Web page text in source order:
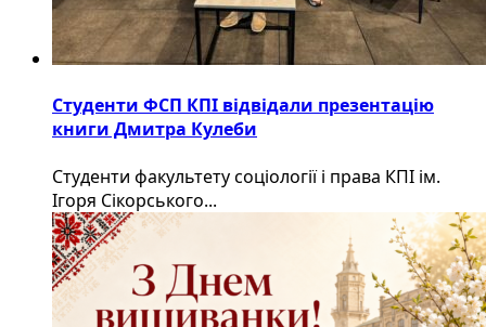
Студенти ФСП КПІ відвідали презентацію
книги Дмитра Кулеби
Студенти факультету соціології і права КПІ ім.
Ігоря Сікорського...